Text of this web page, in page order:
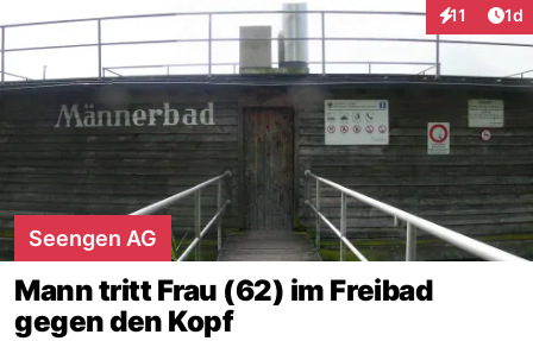
11 1d
Seengen AG
Mann tritt Frau (62) im Freibad
gegen den Kopf